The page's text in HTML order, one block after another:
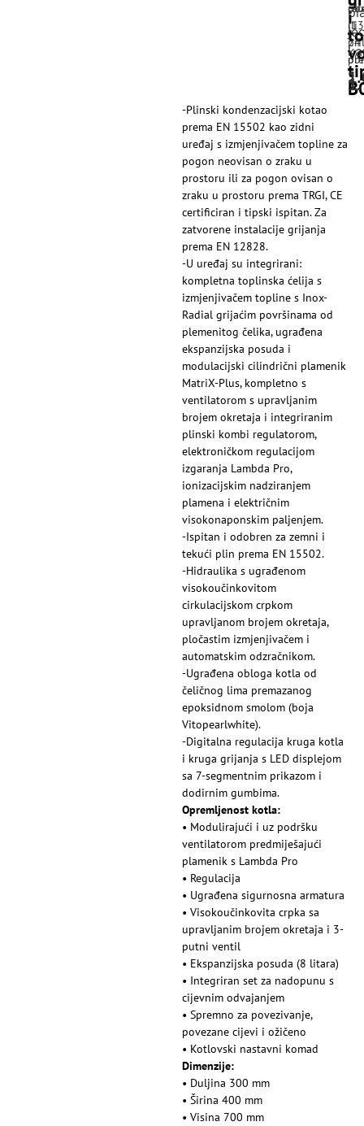
i
ili
24
-Plinski kondenzacijski kotao
prema EN 15502 kao zidni
uređaj s izmjenjivačem topline za
pogon neovisan o zraku u
prostoru ili za pogon ovisan o
zraku u prostoru prema TRGI, CE
certificiran i tipski ispitan. Za
zatvorene instalacije grijanja
prema EN 12828.
-U uređaj su integrirani:
kompletna toplinska ćelija s
izmjenjivačem topline s Inox-
Radial grijaćim površinama od
plemenitog čelika, ugrađena
ekspanzijska posuda i
modulacijski cilindrični plamenik
MatriX-Plus, kompletno s
ventilatorom s upravljanim
brojem okretaja i integriranim
plinski kombi regulatorom,
elektroničkom regulacijom
izgaranja Lambda Pro,
ionizacijskim nadziranjem
plamena i električnim
visokonaponskim paljenjem.
-Ispitan i odobren za zemni i
tekući plin prema EN 15502.
-Hidraulika s ugrađenom
visokoučinkovitom
cirkulacijskom crpkom
upravljanom brojem okretaja,
pločastim izmjenjivačem i
automatskim odzračnikom.
-Ugrađena obloga kotla od
čeličnog lima premazanog
epoksidnom smolom (boja
Vitopearlwhite).
-Digitalna regulacija kruga kotla
i kruga grijanja s LED displejom
sa 7-segmentnim prikazom i
dodirnim gumbima.
Opremljenost kotla:
• Modulirajući i uz podršku
ventilatorom predmiješajući
plamenik s Lambda Pro
• Regulacija
• Ugrađena sigurnosna armatura
• Visokoučinkovita crpka sa
upravljanim brojem okretaja i 3-
putni ventil
• Ekspanzijska posuda (8 litara)
• Integriran set za nadopunu s
cijevnim odvajanjem
• Spremno za povezivanje,
povezane cijevi i ožičeno
• Kotlovski nastavni komad
Dimenzije:
• Duljina 300 mm
• Širina 400 mm
• Visina 700 mm